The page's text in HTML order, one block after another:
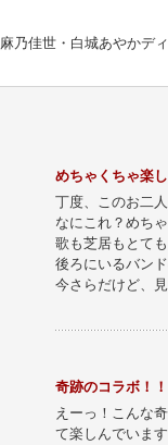
麻乃佳世・白城あやかデ
めちゃくちゃ楽し
丁度、このお二
なにこれ？めち
歌も芝居もとて
後ろにいるバン
今さらだけど、
奇跡のコラボ！！
えーっ！こんな
て楽しんでいま